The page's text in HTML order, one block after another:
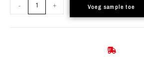
- + Voeg sample toe